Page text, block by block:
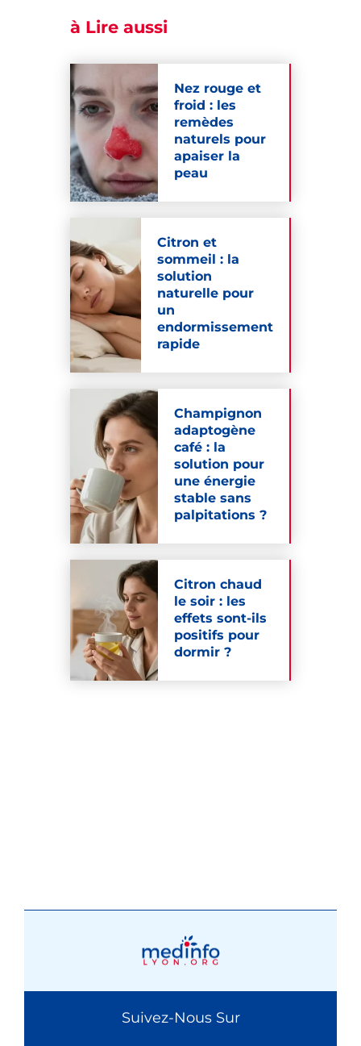
à Lire aussi
Nez rouge et
froid : les
remèdes
naturels pour
apaiser la
peau
Citron et
sommeil : la
solution
naturelle pour
un
endormissement
rapide
Champignon
adaptogène
café : la
solution pour
une énergie
stable sans
palpitations ?
Citron chaud
le soir : les
effets sont-ils
positifs pour
dormir ?
Suivez-Nous Sur